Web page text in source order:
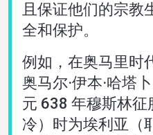
且保证他们的宗教
全和保护。
例如，在奥马里时
奥马尔·伊本·哈塔
元 638 年穆斯林
冷）时为埃利亚（